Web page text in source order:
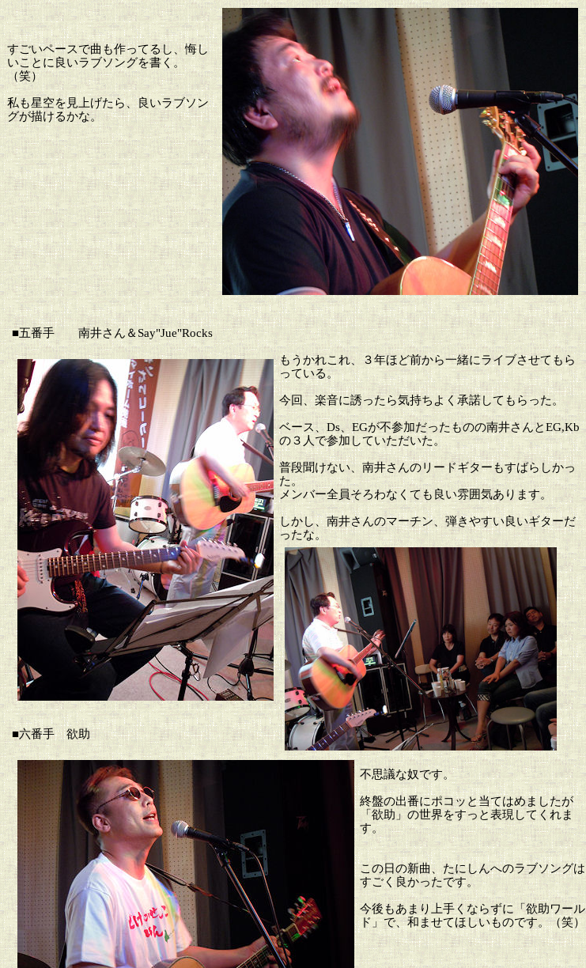
■五番手 南井さん＆Say"Jue"Rocks
もうかれこれ、３年ほど前から一緒にライブさせてもら
っている。
今回、楽音に誘ったら気持ちよく承諾してもらった。
ベース、Ds、EGが不参加だったものの南井さんとEG,Kb
の３人で参加していただいた。
普段聞けない、南井さんのリードギターもすばらしかっ
た。
メンバー全員そろわなくても良い雰囲気あります。
しかし、南井さんのマーチン、弾きやすい良いギターだ
ったな。
すごいペースで曲も作ってるし、悔し
いことに良いラブソングを書く。
（笑）
私も星空を見上げたら、良いラブソン
グが描けるかな。
■六番手 欲助
不思議な奴です。
終盤の出番にポコッと当てはめましたが
「欲助」の世界をすっと表現してくれま
す。
この日の新曲、たにしんへのラブソングは
すごく良かったです。
今後もあまり上手くならずに「欲助ワール
ド」で、和ませてほしいものです。（笑）